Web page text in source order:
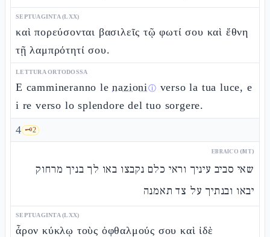
SEPTUAGINTA (LXX)
καὶ πορεύσονται βασιλεῖς τῷ φωτί σου καὶ ἔθνη
τῇ λαμπρότητί σου.
LETTURA ORTODOSSA
E cammineranno lenazioniⓘ verso la tua luce, e
i re verso lo splendore del tuo sorgere.
4 🗝️2
EBRAICO (MT)
שאי סביב עיניך וראי כלם נקבצו באו לך בניך מרחוק
יבאו ובנתיך על צד תאמנה
SEPTUAGINTA (LXX)
ἆρον κύκλῳ τοὺς ὀφθαλμούς σου καὶ ἰδὲ